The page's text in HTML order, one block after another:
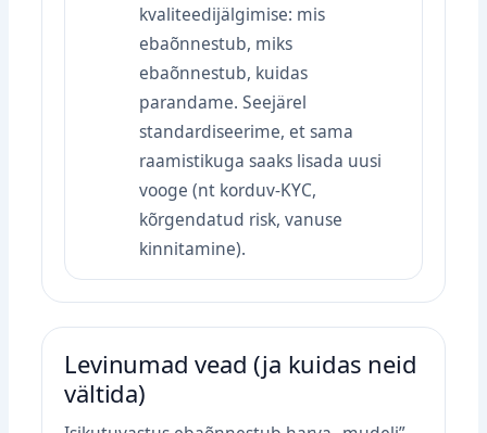
kvaliteedijälgimise: mis
ebaõnnestub, miks
ebaõnnestub, kuidas
parandame. Seejärel
standardiseerime, et sama
raamistikuga saaks lisada uusi
vooge (nt korduv‑KYC,
kõrgendatud risk, vanuse
kinnitamine).
Levinumad vead (ja kuidas neid
vältida)